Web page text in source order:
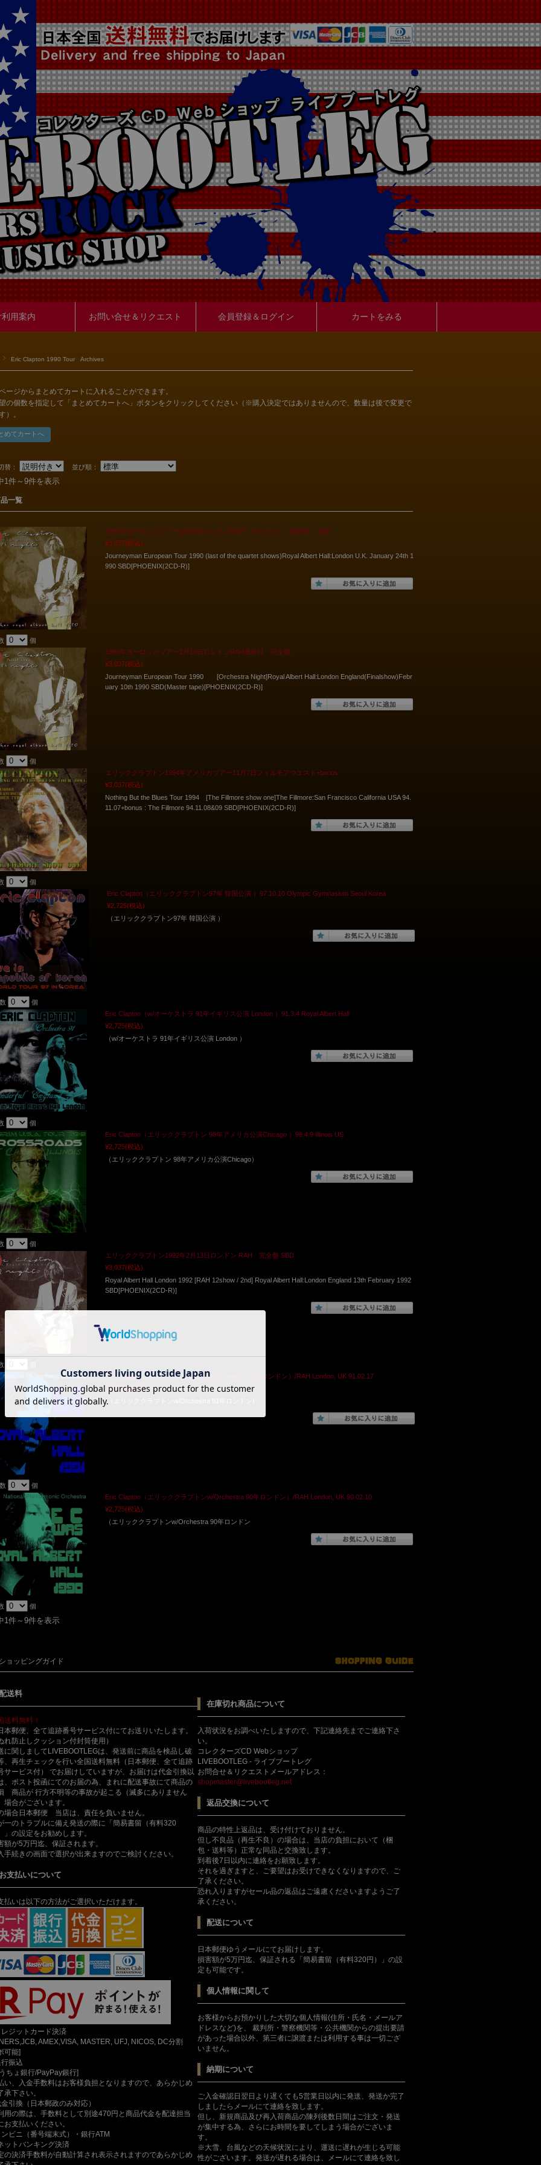
利用案内 お問い合せ＆リクエスト 会員登録＆ログイン カートをみる
Eric Clapton 1990 Tour Archives
ージからまとめてカートに入れることができます。
の個数を指定して「まとめてカートへ」ボタンをクリックしてください（※購入決定ではありませんので、数量は後で変更で
）。
替： 並び順：
1件～9件を表示
一覧
1990年ヨーロッパツアー1月24日ロンドンRAH カルテット 最終日 SBD
¥3,037(税込)
Journeyman European Tour 1990 (last of the quartet shows)Royal Albert Hall:London U.K. January 24th 1
990 SBD[PHOENIX(2CD-R)]
個
1990年ヨーロッパツアー2月10日ロンドンRAH最終日 完全盤
¥3,037(税込)
Journeyman European Tour 1990 [Orchestra Night]Royal Albert Hall:London England(Finalshow)Febr
uary 10th 1990 SBD(Master tape)[PHOENIX(2CD-R)]
個
エリッククラプトン1994年アメリカツアー11月7日フィルモアウエスト+bonus
¥3,037(税込)
Nothing But the Blues Tour 1994 [The Fillmore show one]The Fillmore:San Francisco California USA 94.
11.07+bonus : The Fillmore 94.11.08&09 SBD[PHOENIX(2CD-R)]
個
Eric Clapton（エリッククラプトン97年 韓国公演 ）97.10.10 Olympic Gymnasium Seoul Korea
¥2,725(税込)
（エリッククラプトン97年 韓国公演 ）
個
Eric Clapton（w/オーケストラ 91年イギリス公演 London ）91.3.4 Royal Albert Hall
¥2,725(税込)
（w/オーケストラ 91年イギリス公演 London ）
個
Eric Clapton（エリッククラプトン 98年アメリカ公演Chicago ）98.4.9 Illinois US
¥2,725(税込)
（エリッククラプトン 98年アメリカ公演Chicago）
個
エリッククラプトン1992年2月13日ロンドン RAH 完全盤 SBD
¥3,037(税込)
Royal Albert Hall London 1992 [RAH 12show / 2nd] Royal Albert Hall:London England 13th February 1992
SBD[PHOENIX(2CD-R)]
Eric Clapton（エリッククラプトンw/Orchestra 91年ロンドン）/RAH London, UK 91.02.17
¥2,725(税込)
個
Eric Clapton（エリッククラプトンw/Orchestra 90年ロンドン）/RAH London, UK 90.02.10
¥2,725(税込)
（エリッククラプトンw/Orchestra 90年ロンドン
個
1件～9件を表示
ョッピングガイド
送料
送料無料！
本郵便、全て追跡番号サービス付にてお送りいたします。
れ防止しクッション付封筒使用）
に関しましてLIVEBOOTLEGは、発送前に商品を検品し破
、再生チェックを行い全国送料無料（日本郵便、全て追跡
サービス付） でお届けしていますが、お届けは代金引換以
、ポスト投函にてのお届の為、まれに配送事故にて商品の
商品が 行方不明等の事故が起こる（滅多にありません
場合がございます。
場合日本郵便 当店は、責任を負いません。
一のトラブルに備え発送の際に「簡易書留（有料320
」の設定をお勧めします。
額が5万円迄、保証されます。
手続きの画面で選択が出来ますのでご検討ください。
支払いについて
払いは以下の方法がご選択いただけます。
ジットカード決済
AMEX,VISA, MASTER, UFJ, NICOS, DC分割
可能]
振込
ちょ銀行/PayPay銀行]
い、入金手数料はお客様負担となりますので、あらかじめ
承下さい。
引換（日本郵政のみ対応）
用の際は、手数料として別途470円と商品代金を配達担当
お支払いください。
ビニ（番号端末式）・銀行ATM
トバンキング決済
の決済手数料が自動計算され表示されますのであらかじめ
在庫切れ商品について
入荷状況をお調べいたしますので、下記連絡先までご連絡下さ
い。
コレクターズCD Webショップ
LIVEBOOTLEG - ライブブートレグ
お問合せ＆リクエストメールアドレス：
shopmaster@livebootleg.net
返品交換について
商品の特性上返品は、受け付けておりません。
但し不良品（再生不良）の場合は、当店の負担において（梱
包・送料等）正常な同品と交換致します。
到着後7日以内に連絡をお願致します。
それを過ぎますと、ご要望はお受けできなくなりますので、ご
了承ください。
恐れ入りますがセール品の返品はご遠慮くださいますようご了
承ください。
配送について
日本郵便ゆうメールにてお届けします。
損害額が5万円迄、保証される「簡易書留（有料320円）」の設
定も可能です。
個人情報に関して
お客様からお預かりした大切な個人情報(住所・氏名・メールア
ドレスなど)を、 裁判所・警察機関等・公共機関からの提出要請
があった場合以外、第三者に譲渡または利用する事は一切ござ
いません。
納期について
ご入金確認日翌日より遅くても5営業日以内に発送、発送か完了
しましたらメールにて連絡を致します。
但し、新規商品及び再入荷商品の陳列後数日間はご注文・発送
が集中する為、さらにお時間を要してしまう場合がございま
す。
※大雪、台風などの天候状況により、運送に遅れが生じる可能
性がございます。発送が遅れる場合は、メールにて連絡を致し